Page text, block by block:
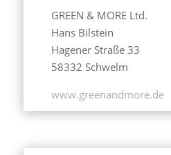
GREEN & MORE Ltd.
Hans Bilstein
Hagener Straße 33
58332 Schwelm
www.greenandmore.de